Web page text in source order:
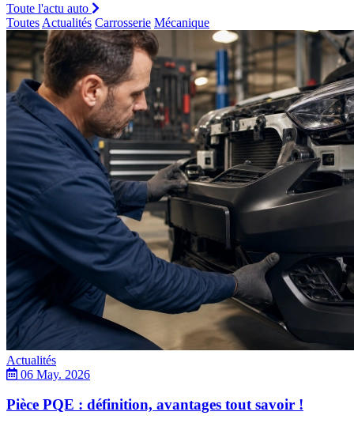
Toute l'actu auto
Toutes Actualités Carrosserie Mécanique
Actualités
06 May. 2026
Pièce PQE : définition, avantages tout savoir !